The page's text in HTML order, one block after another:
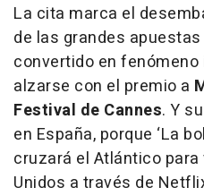
La cita marca el
de las grandes
convertido en
alzarse con el premio a
Festival de Cannes. Y
en España, porque ‘La
cruzará el Atlántico
Unidos a través de